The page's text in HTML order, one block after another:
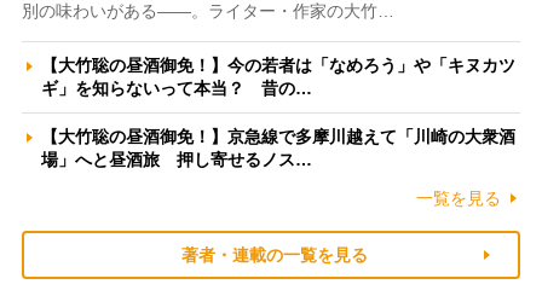
別の味わいがある――。ライター・作家の大竹…
【大竹聡の昼酒御免！】今の若者は「なめろう」や「キヌカツ
ギ」を知らないって本当？ 昔の…
【大竹聡の昼酒御免！】京急線で多摩川越えて「川崎の大衆酒
場」へと昼酒旅 押し寄せるノス…
一覧を見る
著者・連載の一覧を見る